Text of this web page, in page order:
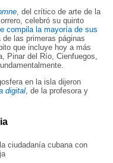
, del crítico de arte de la
celebró su quinto
compila la mayoría de sus
las primeras páginas
que incluye hoy a más
Pinar del Río, Cienfuegos,
en la isla dijeron
digital, de la profesora y